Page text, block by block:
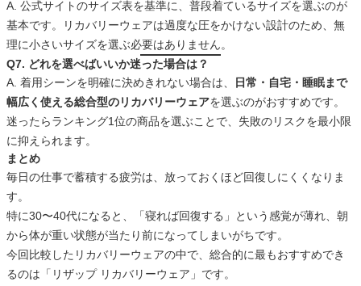
A. 公式サイトのサイズ表を基準に、普段着ているサイズを選ぶのが
基本です。リカバリーウェアは過度な圧をかけない設計のため、無
理に小さいサイズを選ぶ必要はありません。
Q7. どれを選べばいいか迷った場合は？
A. 着用シーンを明確に決めきれない場合は、
日常・自宅・睡眠まで
幅広く使える総合型のリカバリーウェアを選ぶのがおすすめです。
迷ったらランキング1位の商品を選ぶことで、失敗のリスクを最小限
に抑えられます。
まとめ
毎日の仕事で蓄積する疲労は、放っておくほど回復しにくくなりま
す。
特に30〜40代になると、「寝れば回復する」という感覚が薄れ、朝
から体が重い状態が当たり前になってしまいがちです。
今回比較したリカバリーウェアの中で、総合的に最もおすすめでき
るのは「リザップ リカバリーウェア」です。